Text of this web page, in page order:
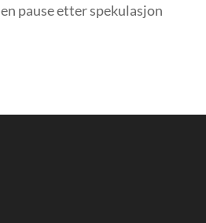
pause etter spekulasjon